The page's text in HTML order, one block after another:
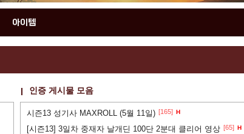
아이템
인증 게시물 모음
시즌13 성기사 MAXROLL (5월 11일) [165] H
[시즌13] 3일차 중재자 날개딘 100단 2분대 클리어 영상 [65] H